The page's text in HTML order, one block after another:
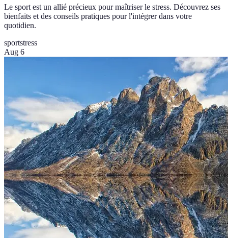
Le sport est un allié précieux pour maîtriser le stress. Découvrez ses
bienfaits et des conseils pratiques pour l'intégrer dans votre
quotidien.
sportstress
Aug 6